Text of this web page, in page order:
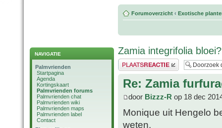
NAVIGATIE
Palmvrienden
Startpagina
Agenda
Kortingskaart
Palmvrienden forums
Palmvrienden chat
Palmvrienden wiki
Palmvrienden maps
Palmvrienden label
Contact
Forumoverzicht ‹ Exotische
Zamia integrifolia bloei?
Plaats een reactie
Re: Zamia
door Bizzz-R op 18 dec
Monique uit Hengelo
weten.